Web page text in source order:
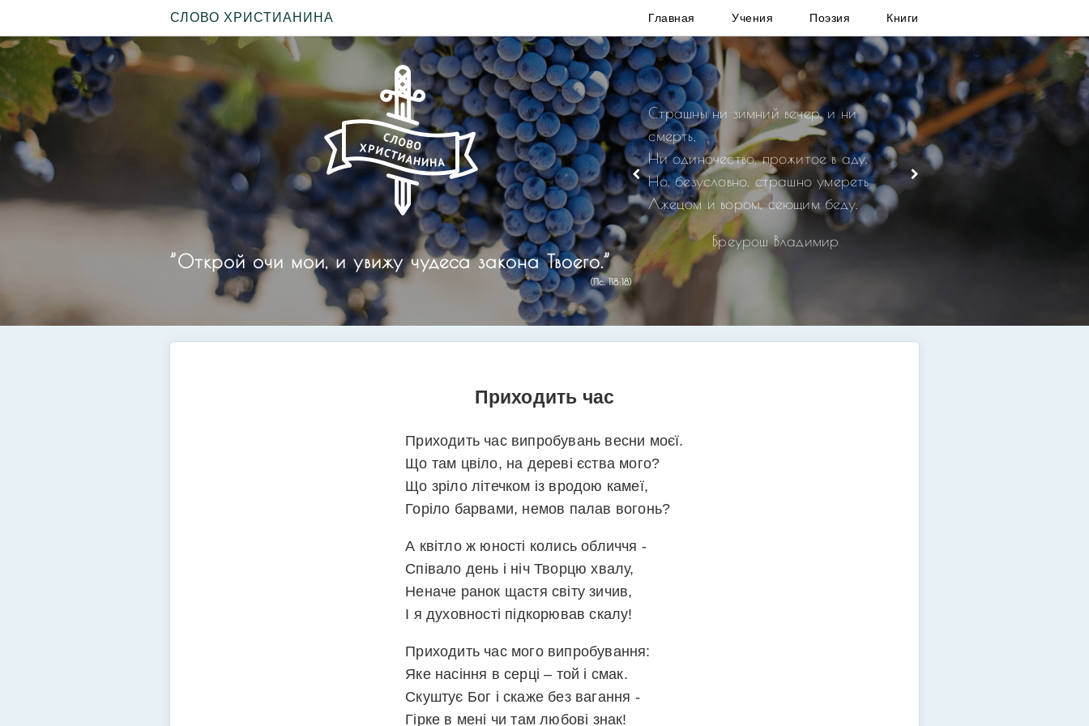
”Открой очи мои, и увижу чудеса закона Твоего.”
(Пс. 118:18)
Страшны ни зимний вечер, и ни
смерть,
Ни одиночество, прожитое в аду.
Но, безусловно, страшно умереть
Лжецом и вором, сеющим беду.
Бреурош Владимир
СЛОВО ХРИСТИАНИНА Главная Учения Поэзия Книги
Приходить час
Приходить час випробувань весни моєї.
Що там цвіло, на дереві єства мого?
Що зріло літечком із вродою камеї,
Горіло барвами, немов палав вогонь?
А квітло ж юності колись обличчя -
Співало день і ніч Творцю хвалу,
Неначе ранок щастя світу зичив,
І я духовності підкорював скалу!
Приходить час мого випробування:
Яке насіння в серці – той і смак.
Скуштує Бог і скаже без вагання -
Гірке в мені чи там любові знак!